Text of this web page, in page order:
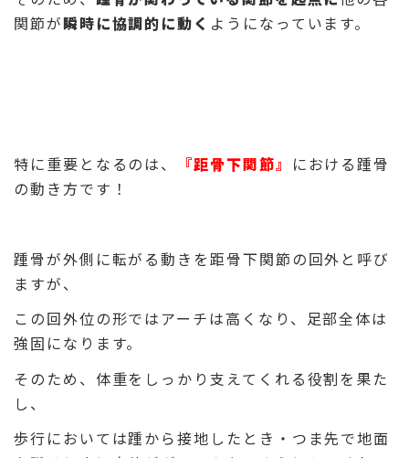
関節が瞬時に協調的に動く ようになっています。
特に重要となるのは、 『距骨下関節』 における踵骨
の動き方です！
踵骨が外側に転がる動きを距骨下関節の回外と呼び
ますが、
この回外位の形ではアーチは高くなり、足部全体は
強固になります。
そのため、体重をしっかり支えてくれる役割を果た
し、
歩行においては踵から接地したとき・つま先で地面